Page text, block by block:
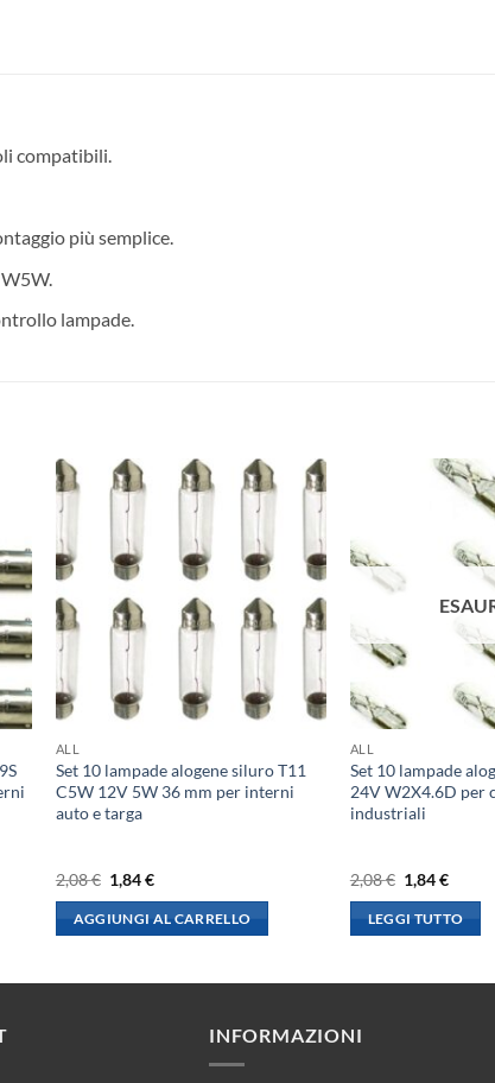
compatibili.
più semplice.
lampade.
ALL
Set 10 lampade alogene siluro T11
C5W 12V 5W 36 mm per interni
auto e targa
2,08€ Il
prezzo
originale
era:
1,84€Il
attuale
è:
AGGIUNGI AL CARRELLO
ALL
Set 10 lampade
24V W2X4.6D per
industriali
2,08€ Il
prezzo
originale
era:
1,84€Il
attuale
è:
LEGGI TUTTO
INFORMAZIONI